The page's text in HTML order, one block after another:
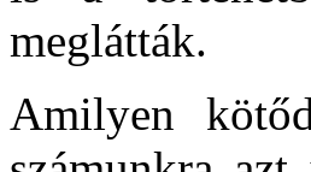
meglátták.
Amilyen